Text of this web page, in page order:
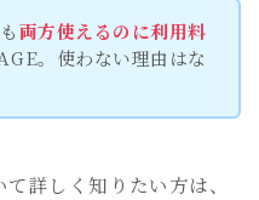
両方使えるのに利用料
。使わない理由はな
て詳しく知りたい方は、